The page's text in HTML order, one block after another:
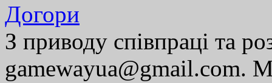
Догори
З приводу співпраці та
gamewayua@gmail.com.